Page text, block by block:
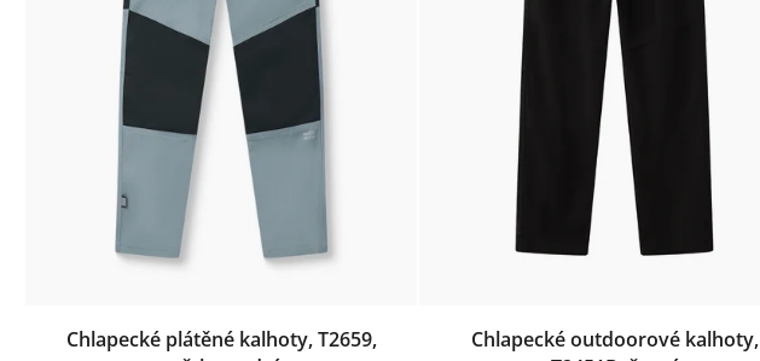
Chlapecké plátěné kalhoty, T2659,
Chlapecké outdoorové kalhoty,